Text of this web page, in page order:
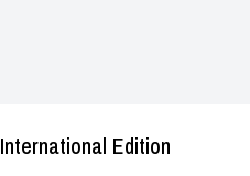
International Edition